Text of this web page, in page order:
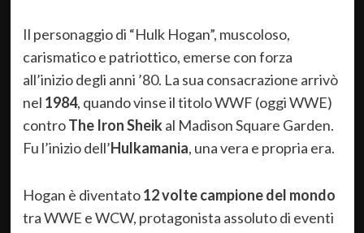
Il personaggio di “Hulk Hogan”, muscoloso,
carismatico e patriottico, emerse con forza
all’inizio degli anni ’80. La sua consacrazione arrivò
nel 1984, quando vinse il titolo WWF (oggi WWE)
controThe Iron Sheikal Madison Square Garden.
Fu l’inizio dell’Hulkamania, una vera e propria era.
Hogan è diventato12 volte campione del mondo
tra WWE e WCW, protagonista assoluto di eventi